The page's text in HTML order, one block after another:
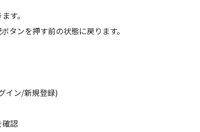
す。
タンを押す前の状態に戻ります。
イン/新規登録)
確認